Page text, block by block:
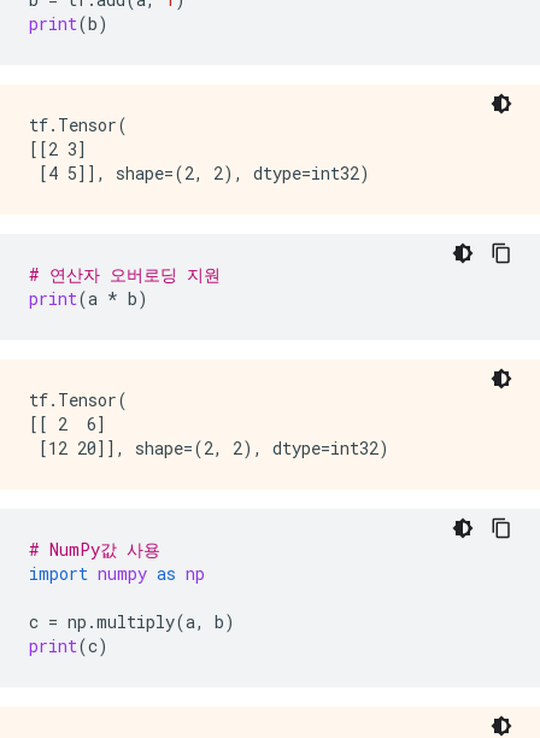
print(b)
tf.Tensor(
[[2 3]
# 연산자 오버로딩 지원
print(a * b)
tf.Tensor(
[[ 2  6]
# NumPy값 사용
import numpy as np
c = np .multiply(a, b)
print(c)